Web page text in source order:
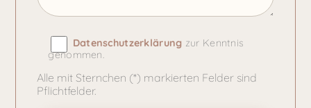
Datenschutzerklärung zur Kenntnis
genommen.
Alle mit Sternchen (*) markierten Felder sind
Pflichtfelder.